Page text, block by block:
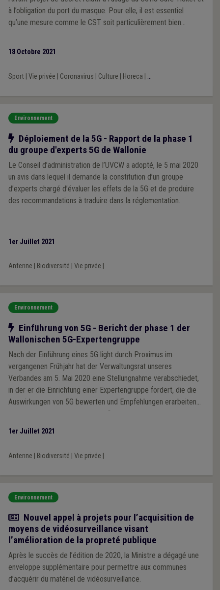
à l’obligation du port du masque. Pour elle, il est essentiel
qu’une mesure comme le CST soit particulièrement bien
18 Octobre 2021
Sport| Vie privée Coronavirus Culture Horeca ...
Environnement
Notre action
Déploiement de la 5G - Rapport de la phase 1
du groupe d'experts 5G de Wallonie
Le Conseil d’administration de l’UVCW a adopté, le 5 mai 2020
un avis dans lequel il demande la constitution d’un groupe
d’experts chargé d’évaluer les effets de la 5G et de produire
des recommandations à traduire dans la réglementation.
1er Juillet 2021
Antenne Biodiversité Vie privée
Environnement
Notre action
Einführung von 5G - Bericht der phase 1 der
Wallonischen 5G-Expertengruppe
Nach der Einführung eines 5G light durch Proximus im
vergangenen Frühjahr hat der Verwaltungsrat unseres
Verbandes am 5. Mai 2020 eine Stellungnahme verabschiedet,
in der er die Einrichtung einer Expertengruppe fordert, die die
Auswirkungen von 5G bewerten und Empfehlungen erarbeiten
soll, die in die Gesetzgebung einfließen sollen.
1er Juillet 2021
Antenne Biodiversité Vie privée
Environnement
Actualité
Nouvel appel à projets pour l’acquisition de
moyens de vidéosurveillance visant
l’amélioration de la propreté publique
Après le succès de l’édition de 2020, la Ministre a dégagé une
enveloppe supplémentaire pour permettre aux communes
d’acquérir du matériel de vidéosurveillance.